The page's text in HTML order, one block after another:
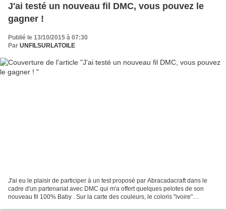
J'ai testé un nouveau fil DMC, vous pouvez le
gagner !
Publié le 13/10/2015 à 07:30
Par UNFILSURLATOILE
J'ai eu le plaisir de participer à un test proposé par Abracadacraft dans le
cadre d'un partenariat avec DMC qui m'a offert quelques pelotes de son
nouveau fil 100% Baby . Sur la carte des couleurs, le coloris "ivoire"